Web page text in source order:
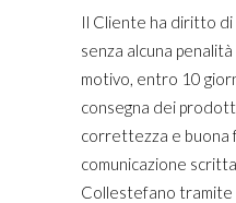
Il Cliente ha diritto
senza alcuna
motivo, entro 10
consegna dei
correttezza e buona
comunicazione
Collestefano